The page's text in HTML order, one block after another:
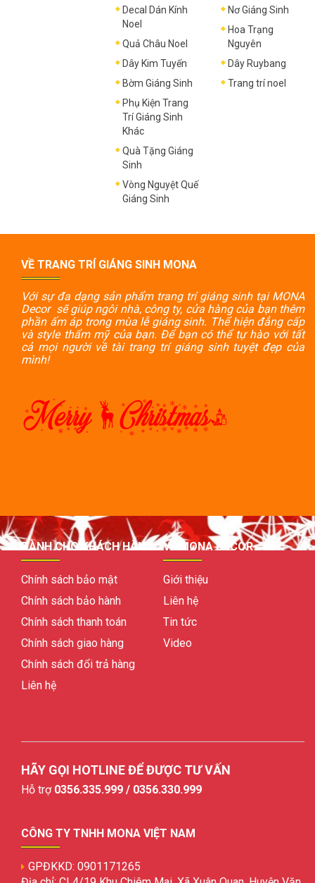
Decal Dán Kính
Noel
Quả Châu Noel
Dây Kim Tuyến
Bờm Giáng Sinh
Phụ Kiện Trang
Trí Giáng Sinh
Khác
Quà Tặng Giáng
Sinh
Vòng Nguyệt Quế
Giáng Sinh
Nơ Giáng Sinh
Hoa Trạng
Nguyên
Dây Ruybang
Trang trí noel
VỀ TRANG TRÍ GIÁNG SINH MONA
Với sự đa dạng sản phẩm trang trí giáng sinh tại MONA
Decor sẽ giúp ngôi nhà, công ty, cửa hàng của bạn thêm
phần ấm áp trong mùa lễ giáng sinh. Thể hiện đẳng cấp
và style thẩm mỹ của bạn. Để bạn có thể tự hào với tất
cả mọi người về tài trang trí giáng sinh tuyệt đẹp của
mình!
DÀNH CHO KHÁCH HÀNG
Chính sách bảo mật
Chính sách bảo hành
Chính sách thanh toán
Chính sách giao hàng
Chính sách đổi trả hàng
Liên hệ
VỀ MONA DECOR
Giới thiệu
Liên hệ
Tin tức
Video
HÃY GỌI HOTLINE ĐỂ ĐƯỢC TƯ VẤN
Hỗ trợ 0356.335.999 / 0356.330.999
CÔNG TY TNHH MONA VIỆT NAM
GPĐKKD: 0901171265